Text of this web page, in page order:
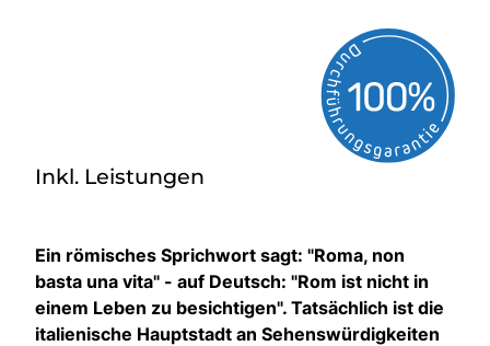
Inkl. Leistungen
Ein römisches Sprichwort sagt: "Roma, non
basta una vita" - auf Deutsch: "Rom ist nicht in
einem Leben zu besichtigen". Tatsächlich ist die
italienische Hauptstadt an Sehenswürdigkeiten